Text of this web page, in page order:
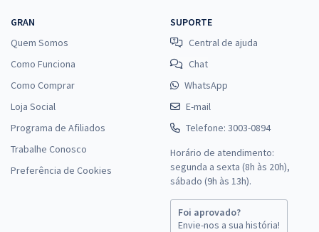
GRAN
Quem Somos
Como Funciona
Como Comprar
Loja Social
Programa de Afiliados
Trabalhe Conosco
Preferência de Cookies
SUPORTE
Central de ajuda
Chat
WhatsApp
E-mail
Telefone: 3003-0894
Horário de atendimento:
segunda a sexta (8h às 20h),
sábado (9h às 13h).
Foi aprovado?
Envie-nos a sua história!